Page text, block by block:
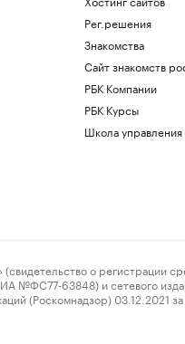
Рег.решения
Знакомства
Сайт знакомств
РБК Компании
РБК Курсы
Школа
о регистрации
№ФС77-63848) и сетевого
(Роскомнадзор)